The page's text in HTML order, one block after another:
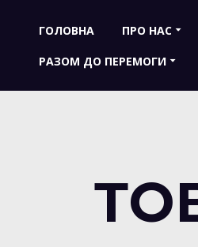
ГОЛОВНА ПРО НАС
РАЗОМ ДО ПЕРЕМОГИ